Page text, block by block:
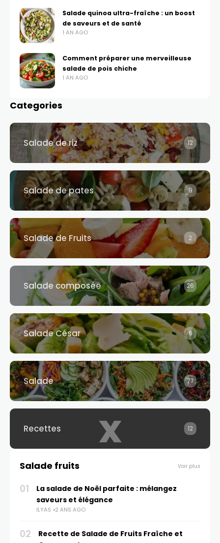
Salade quinoa ultra-fraîche : un boost
de saveurs et de santé
1 AN AGO
Comment préparer une merveilleuse
salade de pois chiche
1 AN AGO
Categories
Salade de riz​ 12
Salade de pates​ 9
Salade de Fruits 2
Salade composée​ 26
Salade César 6
Salade 77
x
Recettes 12
Salade fruits Voir plus
01
La salade de Noël parfaite : mélangez
saveurs et élégance
ILYAS 2 ANS AGO
02
Recette de Salade de Fruits Fraîche et